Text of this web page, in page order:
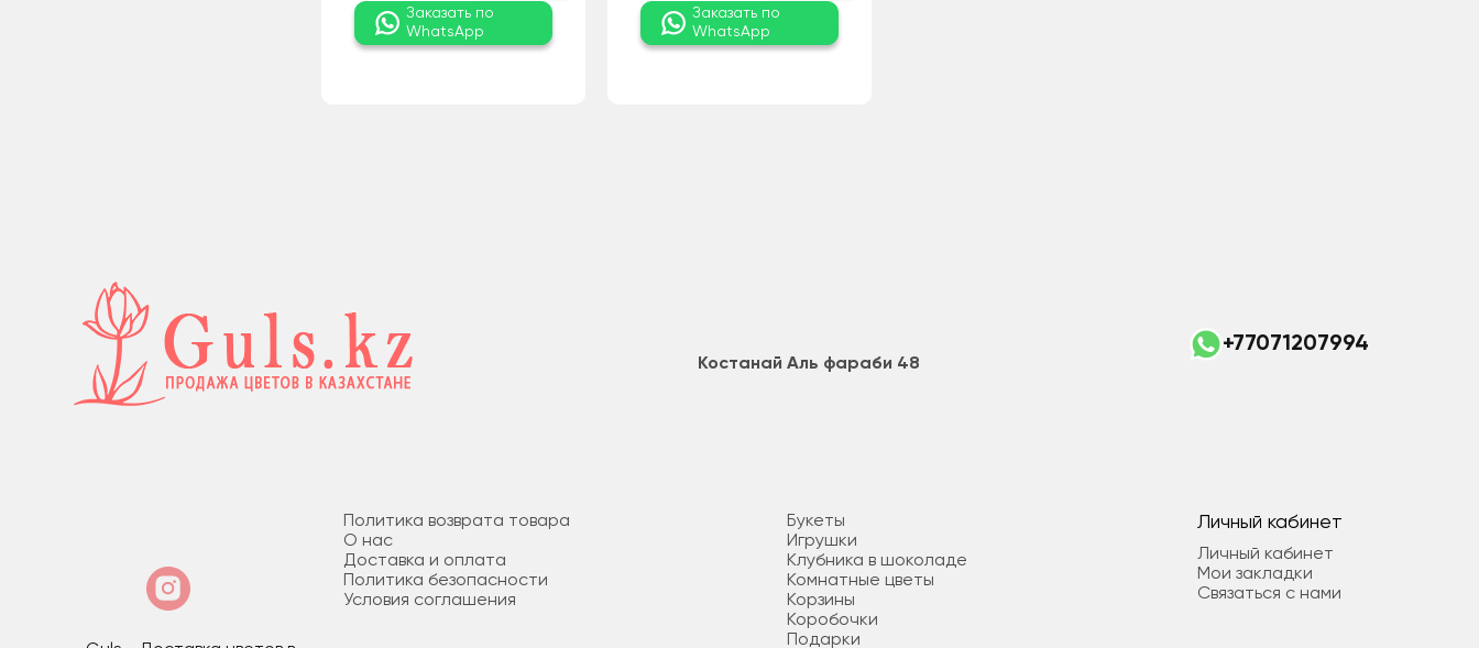
Заказать по
WhatsApp
Заказать по
WhatsApp
Костанай Аль фараби 48
+77071207994
Политика возврата товара
О нас
Доставка и оплата
Политика безопасности
Условия соглашения
Букеты
Игрушки
Клубника в шоколаде
Комнатные цветы
Корзины
Коробочки
Подарки
Личный кабинет
Личный кабинет
Мои закладки
Связаться с нами